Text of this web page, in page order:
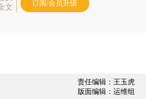
文
订阅/会员升级
责任编辑：王玉虎
版面编辑：运维组